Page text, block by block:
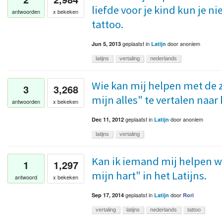
antwoorden x bekeken
liefde voor je kind kun je
tattoo.
Jun 5, 2013 geplaatstin Latijn dooranoniem
latijns vertaling nederlands
3
antwoorden
3,268
x bekeken
Wie kan mij helpen met
mijn alles" te vertalen naar
Dec 11, 2012 geplaatstin Latijn dooranoniem
latijns vertaling
1
antwoord
1,297
x bekeken
Kan ik iemand mij helpen
mijn hart" in het Latijns.
Sep 17, 2014 geplaatstin Latijn door Rori
vertaling latijns nederlands tattoo